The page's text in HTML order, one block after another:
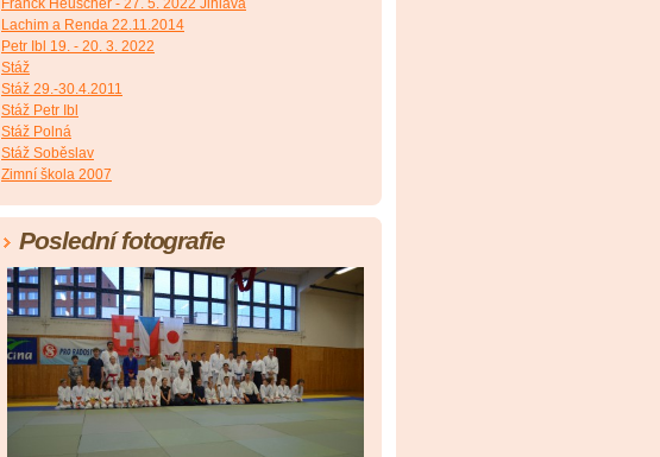
Franck Heuscher - 27. 5. 2022 Jihlava
Lachim a Renda 22.11.2014
Petr Ibl 19. - 20. 3. 2022
Stáž
Stáž 29.-30.4.2011
Stáž Petr Ibl
Stáž Polná
Stáž Soběslav
Zimní škola 2007
Poslední fotografie